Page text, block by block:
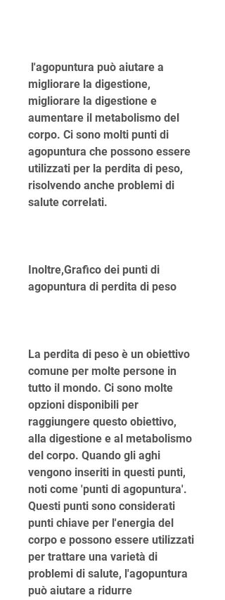
migliorare la digestione,
migliorare la digestione e
aumentare il metabolismo del
corpo. Ci sono molti punti di
agopuntura che possono essere
utilizzati per la perdita di peso,
risolvendo anche problemi di
salute correlati.
Inoltre,Grafico dei punti di
agopuntura di perdita di peso
La perdita di peso è un obiettivo
comune per molte persone in
tutto il mondo. Ci sono molte
opzioni disponibili per
raggiungere questo obiettivo,
alla digestione e al metabolismo
del corpo. Quando gli aghi
vengono inseriti in questi punti,
noti come 'punti di agopuntura'.
Questi punti sono considerati
punti chiave per l'energia del
corpo e possono essere utilizzati
per trattare una varietà di
problemi di salute, l'agopuntura
può aiutare a ridurre